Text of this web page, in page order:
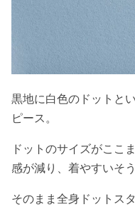
黒地に白色のドットと
ピース。
ドットのサイズがここ
感が減り、着やすいそう
そのまま全身ドットス